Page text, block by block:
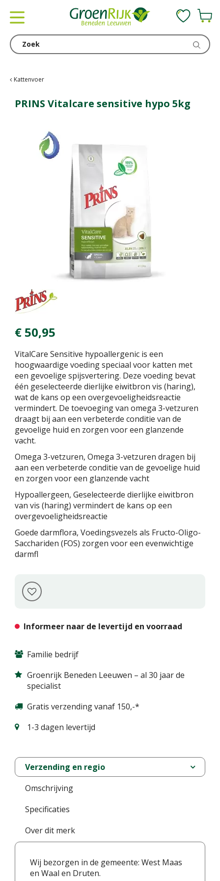
Kattenvoer
PRINS Vitalcare sensitive hypo 5kg
€ 50,95
VitalCare Sensitive hypoallergenic is een
hoogwaardige voeding speciaal voor katten met
een gevoelige spijsvertering. Deze voeding bevat
één geselecteerde dierlijke eiwitbron vis (haring),
wat de kans op een overgevoeligheidsreactie
vermindert. De toevoeging van omega 3-vetzuren
draagt bij aan een verbeterde conditie van de
gevoelige huid en zorgen voor een glanzende
vacht.
Omega 3-vetzuren, Omega 3-vetzuren dragen bij
aan een verbeterde conditie van de gevoelige huid
en zorgen voor een glanzende vacht
Hypoallergeen, Geselecteerde dierlijke eiwitbron
van vis (haring) vermindert de kans op een
overgevoeligheidsreactie
Goede darmflora, Voedingsvezels als Fructo-Oligo-
Sacchariden (FOS) zorgen voor een evenwichtige
darmfl
Informeer naar de levertijd en voorraad
Familie bedrijf
Groenrijk Beneden Leeuwen – al 30 jaar de
specialist
Gratis verzending vanaf 150,-*
1-3 dagen levertijd
Verzending en regio
Omschrijving
Specificaties
Over dit merk
Wij bezorgen in de gemeente: West Maas
en Waal en Druten.